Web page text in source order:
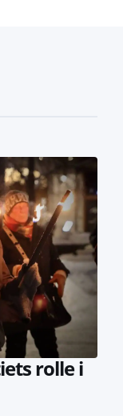
rolle i